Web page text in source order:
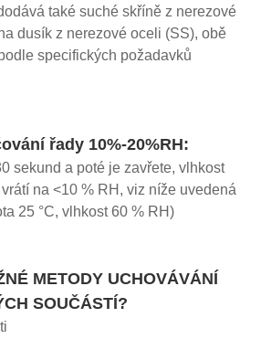
také suché skříně z nerezové
dusík z nerezové oceli (SS), obě
specifických požadavků
řady 10%-20%RH:
sekund a poté je zavřete, vlhkost
na <10 % RH, viz níže uvedená
25 °C, vlhkost 60 % RH)
METODY UCHOVÁVÁNÍ
SOUČÁSTÍ?